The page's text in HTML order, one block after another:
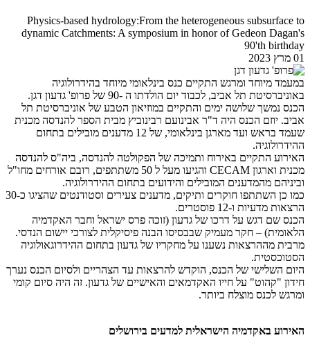
Physics-based hydrology:From the heterogeneous subsurface to
dynamic Catchments: A symposium in honor of Gedeon Dagan's
90'th birthday
01 מרץ 2023
במעמד מיוחד ומרגש התקיים כנס בינלאומי מיוחד בהידרולוגיה
באוניברסיטת תל אביב, לכבוד יום הולדתו ה -90 של פרופ' גדעון דגן.
הכנס נמשך שלושה ימים והתקיים במוזיאון הטבע של אוניברסיטת תל
אביב. יוזם הכנס היה ד"ר אבינועם רבינוביץ מבית הספר להנדסה מכנית
שעמד בראש ועד מארגן בינלאומי, של 12 מדענים מובילים בתחום
ההידרולוגיה.
האירוע התקיים באירוח ותמיכה של הפקולטה להנדסה, ביה"ס להנדסה
מכנית וארגון CECAM והגיעו מעל ל 50 משתתפים, רובם אורחים מחו"ל
וביניהם מהמדענים המובילים והידועים בתחום ההידרולוגיה.
כמו כן השתתפו חוקרים ותיקים, מדענים צעירים וסטודנטים שהציגו כ-30
הרצאות מדעיות ו-12 פוסטרים.
הכנס שם דגש על דרכו של גדעון (זוכה פרס ישראל וחבר האקדמיה
הלאומית) – חקר מעמיק שבבסיסו הבנה פיסיקלית לצורכי יישום הנדסי.
מרבית מההרצאות נשענו על מחקריו של גדעון בתחום ההידרוגאולוגיה
הסטוכסטית.
היום השלישי של הכנס, הוקדש להרצאות עד הצהריים ולסיום הכנס נערך
חידון "קהוט" על חייו האקדמאים והאישיים של גדעון. זה היה סיום קומי
ומרגש לכנס מוצלח ביותר.
האירוע באקדמיה הישראלית למדעים בירושלים